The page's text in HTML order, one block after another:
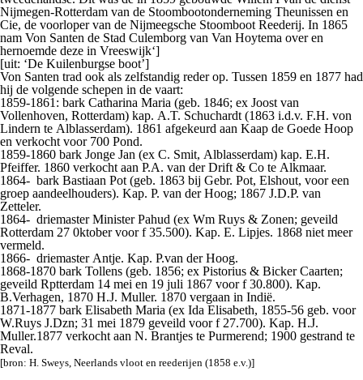
Nijmegen-Rotterdam van de Stoombootonderneming Theunissen en
Cie, de voorloper van de Nijmeegsche Stoomboot Reederij. In 1865
nam Von Santen de Stad Culemborg van Van Hoytema over en
hernoemde deze in Vreeswijk‘]
[uit: ‘De Kuilenburgse boot’]
Von Santen trad ook als zelfstandig reder op. Tussen 1859 en 1877 had
hij de volgende schepen in de vaart:
1859-1861: bark Catharina Maria (geb. 1846; ex Joost van
Vollenhoven, Rotterdam) kap. A.T. Schuchardt (1863 i.d.v. F.H. von
Lindern te Alblasserdam). 1861 afgekeurd aan Kaap de Goede Hoop
en verkocht voor 700 Pond.
1859-1860 bark Jonge Jan (ex C. Smit, Alblasserdam) kap. E.H.
Pfeiffer. 1860 verkocht aan P.A. van der Drift & Co te Alkmaar.
1864- bark Bastiaan Pot (geb. 1863 bij Gebr. Pot, Elshout, voor een
groep aandeelhouders). Kap. P. van der Hoog; 1867 J.D.P. van
Zetteler.
1864- driemasterMinister Pahud (ex Wm Ruys & Zonen; geveild
Rotterdam 27 0ktober voor f 35.500). Kap. E. Lipjes. 1868 niet meer
vermeld.
1866- driemaster Antje. Kap. P.van der Hoog.
1868-1870 bark Tollens (geb. 1856; ex Pistorius & Bicker Caarten;
geveild Rptterdam 14 mei en 19 juli 1867 voor f 30.800). Kap.
B.Verhagen, 1870 H.J. Muller. 1870 vergaan in Indië.
1871-1877 bark Elisabeth Maria (ex Ida Elisabeth, 1855-56 geb. voor
W.Ruys J.Dzn; 31 mei 1879 geveild voor f 27.700). Kap. H.J.
Muller.1877 verkocht aan N. Brantjes te Purmerend; 1900 gestrand te
Reval.
[bron: H. Sweys, Neerlands vloot en reederijen (1858 e.v.)]